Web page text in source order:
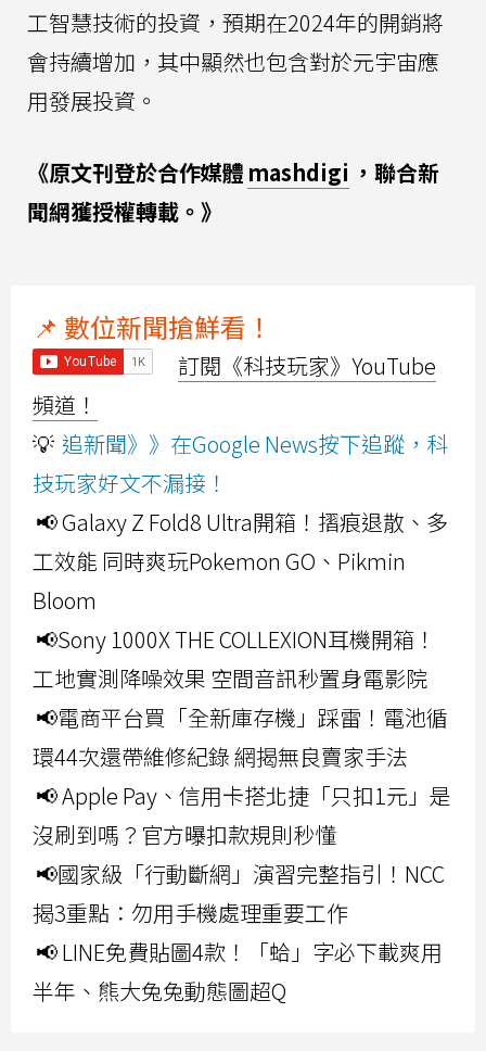
工智慧技術的投資，預期在2024年的開銷將
會持續增加，其中顯然也包含對於元宇宙應
用發展投資。
《原文刊登於合作媒體 mashdigi ，聯合新
聞網獲授權轉載。》
📌 數位新聞搶鮮看！
訂閱《科技玩家》YouTube
頻道！
💡 追新聞》》在Google News按下追蹤，科
技玩家好文不漏接！
📢 Galaxy Z Fold8 Ultra開箱！摺痕退散、多
工效能 同時爽玩Pokemon GO、Pikmin
Bloom
📢Sony 1000X THE COLLEXION耳機開箱！
工地實測降噪效果 空間音訊秒置身電影院
📢電商平台買「全新庫存機」踩雷！電池循
環44次還帶維修紀錄 網揭無良賣家手法
📢 Apple Pay、信用卡搭北捷「只扣1元」是
沒刷到嗎？官方曝扣款規則秒懂
📢國家級「行動斷網」演習完整指引！NCC
揭3重點：勿用手機處理重要工作
📢 LINE免費貼圖4款！「蛤」字必下載爽用
半年、熊大兔兔動態圖超Q